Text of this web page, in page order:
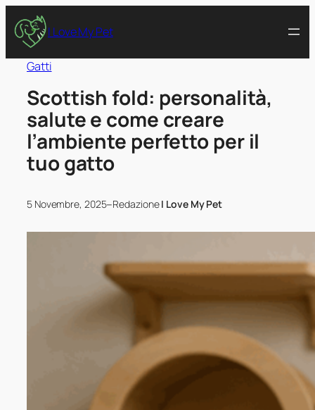
I Love My Pet
Gatti
Scottish fold: personalità,
salute e come creare
l’ambiente perfetto per il
tuo gatto
5 Novembre, 2025–RedazioneI Love My Pet